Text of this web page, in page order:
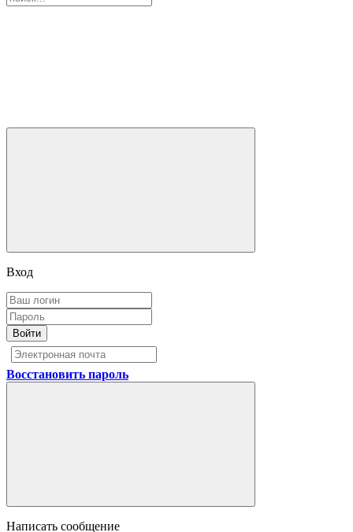
Вход
Войти
Восстановить пароль
Написать сообщение